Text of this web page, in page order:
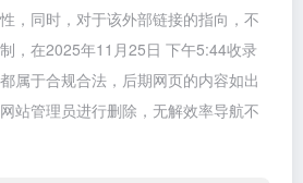
，同时，对于该外部链接的指向，不
，在2025年11月25日 下午5:44收录
属于合规合法，后期网页的内容如出
站管理员进行删除，无解效率导航不